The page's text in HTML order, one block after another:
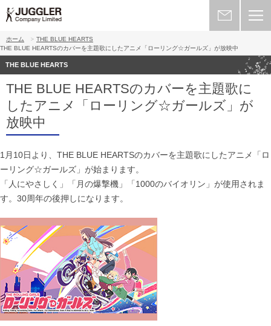
ホーム
THE BLUE HEARTS
THE BLUE HEARTSのカバーを主題歌にしたアニメ「ローリング☆ガールズ」が放映中
THE BLUE HEARTS
THE BLUE HEARTSのカバーを主題歌に
したアニメ「ローリング☆ガールズ」が
放映中
1月10日より、THE BLUE HEARTSのカバーを主題歌にしたアニメ「ロ
ーリング☆ガールズ」が始まります。
「人にやさしく」「月の爆撃機」「1000のバイオリン」が使用されま
す。30周年の後押しになります。